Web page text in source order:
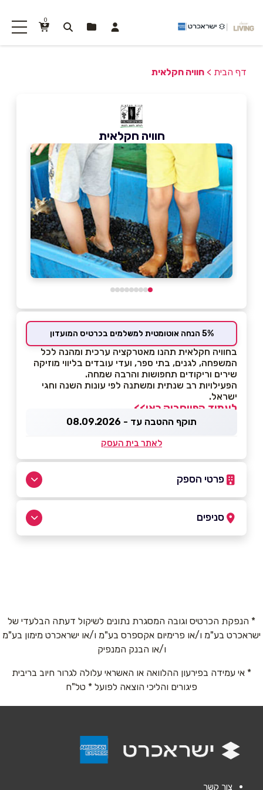
0
דף הבית > חוויה חקלאית
חוויה חקלאית
5% הנחה אוטומטית למשלמים בכרטיס המועדון
בחוויה חקלאית תהנו מאטרקציה ערכית ומהנה לכל
המשפחה, לגנים, בתי ספר, ועדי עובדים בליווי מוזיקה
שירים וריקודים תחפושות והרבה שמחה.
הפעילויות רב שנתית ומשתנה לפי עונות השנה וחגי
ישראל.
לעמוד הפייסבוק כאן>>
תוקף ההטבה עד - 08.09.2026
לאתר בית העסק
פרטי הספק
באתר
טלפון*
אימייל*
סניפים
* הנפקת הכרטיס וגובה המסגרת נתונים לשיקול דעתה הבלעדי של
ישראכרט בע"מ ו/או פרימיום אקספרס בע"מ ו/או ישראכרט מימון בע"מ
ו/או הבנק המנפיק
* אי עמידה בפירעון ההלוואה או האשראי עלולה לגרור חיוב בריבית
פיגורים והליכי הוצאה לפועל * טל"ח
צור קשר